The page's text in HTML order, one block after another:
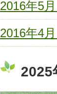
2016年5
2016年4
2025